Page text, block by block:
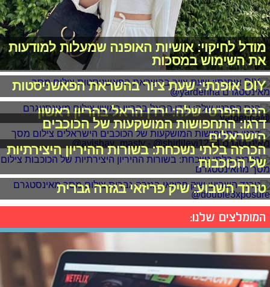
מודל לחיקוי: אושיות האופנה שמעלות למודעות
את השימוש במסכות
DIY אופנתי: שעת ציור בהשראת הפאשניסטות
הנס הפרטי שלה: ירדן הראל בהריון ראשון
דרגו: התחפושות המושקעות של הכוכבים
הישראלים
הכרזה בלתי נשכחת: בשורות ההיריון היצירתיות
של הכוכבות
טרנד השבוע: שיק פריזאי בגזרה גברית
המומלצים שלנו: